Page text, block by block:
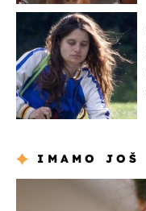
IMAMO JOŠ
moda & ljepota